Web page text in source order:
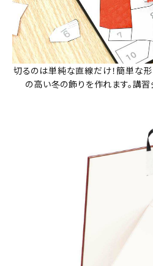
切るのは単純な直線だけ！簡単な
の高い冬の飾りを作れます。講